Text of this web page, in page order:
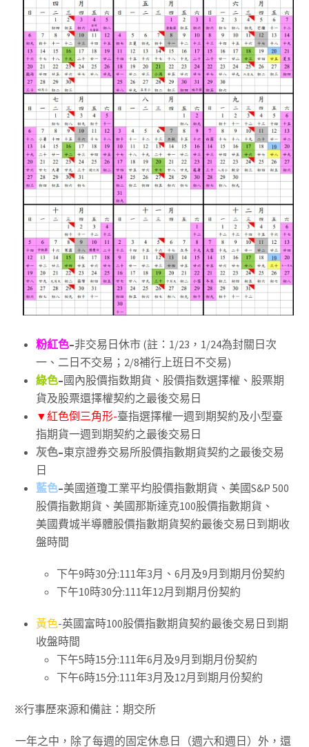
粉紅色–非交易日休市 (註：1/23，1/24為封關日次
一、二日不交易；2/8補行上班日不交易)
綠色–國內股價指数期貨、股價指数選擇權、股票期
貨及股票還擇權契約之最後交易日
▼紅色倒三角形-臺指選擇權一週到期契約及小型臺
指期貨一週到期契約之最後交易日
灰色–東京證券交易所股價指數期貨契約之最後交易
日
藍色–美國道瓊工業平均股價指數期貨、美國S&P 500
股價指數期貨、美國那斯達克100股價指數期貨、
美國費城半導體股價指數期貨契約最後交易日到期收
盤時間
下午9時30分:111年3月、6月及9月到期月份契約
下午10時30分:111年12月到期月份契約
黃色-英國富時100股價指數期貨契約最後交易日到期
收盤時間
下午5時15分:111年6月及9月到期月份契約
下午6時15分:111年3月及12月到期月份契約
፠行事歷來源和備註：期交所
一年之中，除了每週的固定休息日（週六和週日）外，還